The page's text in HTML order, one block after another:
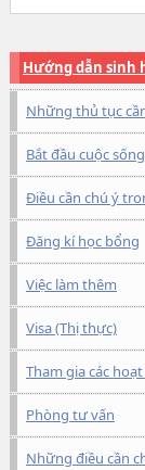
Hướng dẫn sinh
Những thủ tục
Bắt đầu cuộc
Điều cần chú ý
Đăng kí học bổng
Việc làm thêm
Visa (Thị thực)
Tham gia các
Phòng tư vấn
Những điều cần